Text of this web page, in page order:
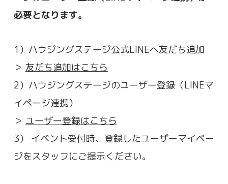
必要となります。
1）ハウジングステージ公式LINEへ友だち追加
＞ 友だち追加はこちら
2）ハウジングステージのユーザー登録（LINEマ
イページ連携）
＞ ユーザー登録はこちら
3） イベント受付時、登録したユーザーマイペー
ジをスタッフにご提示ください。